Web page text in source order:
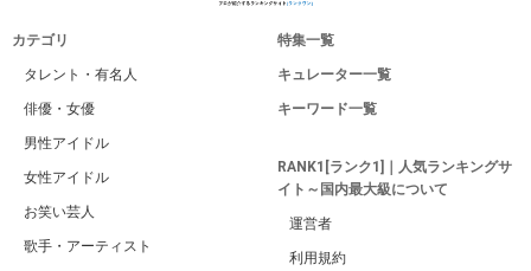
カテゴリ
タレント・有名人
俳優・女優
男性アイドル
女性アイドル
お笑い芸人
歌手・アーティスト
特集一覧
キュレーター一覧
キーワード一覧
RANK1[ランク1]｜人気ランキングサ
イト～国内最大級について
運営者
利用規約